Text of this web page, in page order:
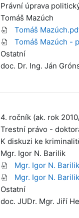
Právní úprava
Tomáš Mazúch
Tomáš
Tomáš Mazúch -
Ostatní
doc. Dr. Ing. Ján
4. ročník (ak. rok
Trestní právo -
K diskuzi ke
Mgr. Igor N. Barilik
Mgr. Igor N.
Mgr. Igor N.
Ostatní
doc. JUDr. Mgr. Jiří